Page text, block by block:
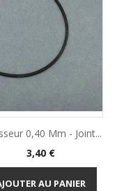
0,40 Mm - Joint...
Prix
3,40 €
AU PANIER